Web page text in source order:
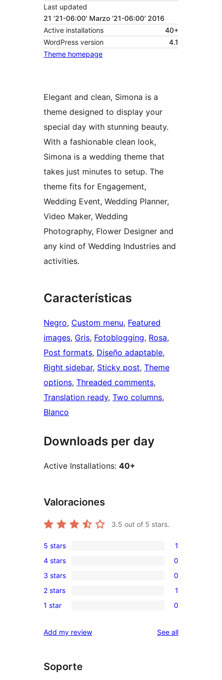
Last updated
21 ’21-06:00′ Marzo ’21-06:00′ 2016
Active installations
40+
WordPress version
4.1
Theme homepage
Elegant and clean, Simona is a
theme designed to display your
special day with stunning beauty.
With a fashionable clean look,
Simona is a wedding theme that
takes just minutes to setup. The
theme fits for Engagement,
Wedding Event, Wedding Planner,
Video Maker, Wedding
Photography, Flower Designer and
any kind of Wedding Industries and
activities.
Características
Negro, Custom menu, Featured
images, Gris, Fotoblogging, Rosa
Post formats, Diseño adaptable
Right sidebar, Sticky post, Theme
options, Threaded comments
Translation ready, Two columns
Blanco
Downloads per day
Active Installations: 40+
Valoraciones
3.5 out of 5 stars.
1
5-
star
review
5 stars 1
0
4-
star
reviews
4 stars 0
0
3-
star
3 stars 0
1
2-
review
2 stars 1
0
star
1 star 0
Add my review See allreviews
Soporte